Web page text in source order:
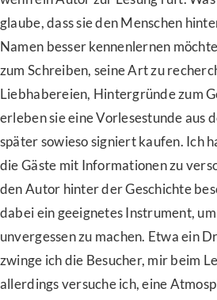
glaube, dass sie den Menschen
Namen besser kennenlernen
zum Schreiben, seine Art zu
Liebhabereien, Hintergründe zum
erleben sie eine Vorlesestunde aus
später sowieso signiert kaufen. Ich
die Gäste mit Informationen zu
den Autor hinter der Geschichte
dabei ein geeignetes Instrument,
unvergessen zu machen. Etwa ein
zwinge ich die Besucher, mir beim
allerdings versuche ich, eine